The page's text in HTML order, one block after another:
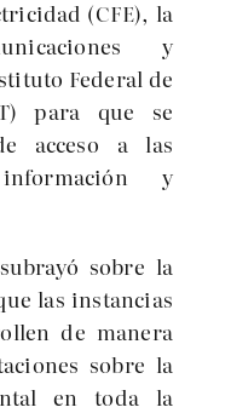
(CFE), la
y
Federal de
para que se
acceso a las
y
sobre la
las instancias
de manera
sobre la
en toda la